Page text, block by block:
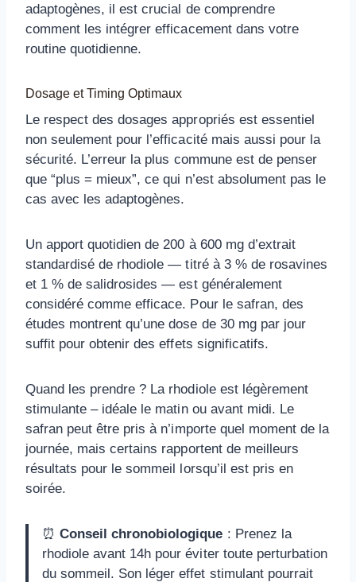
adaptogènes, il est crucial de comprendre
comment les intégrer efficacement dans votre
routine quotidienne.
Dosage et Timing Optimaux
Le respect des dosages appropriés est essentiel
non seulement pour l’efficacité mais aussi pour la
sécurité. L’erreur la plus commune est de penser
que “plus = mieux”, ce qui n’est absolument pas le
cas avec les adaptogènes.
Un apport quotidien de 200 à 600 mg d’extrait
standardisé de rhodiole — titré à 3 % de rosavines
et 1 % de salidrosides — est généralement
considéré comme efficace. Pour le safran, des
études montrent qu’une dose de 30 mg par jour
suffit pour obtenir des effets significatifs.
Quand les prendre ? La rhodiole est légèrement
stimulante – idéale le matin ou avant midi. Le
safran peut être pris à n’importe quel moment de la
journée, mais certains rapportent de meilleurs
résultats pour le sommeil lorsqu’il est pris en
soirée.
⏰Conseil chronobiologique : Prenez la
rhodiole avant 14h pour éviter toute perturbation
du sommeil. Son léger effet stimulant pourrait